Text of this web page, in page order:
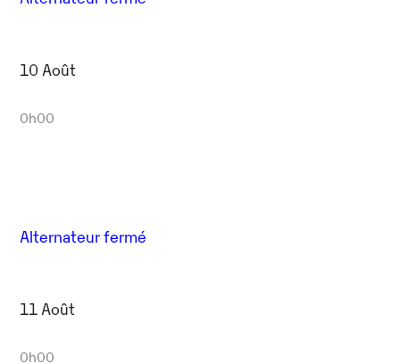
10 Août
0h00
Alternateur fermé
11 Août
0h00